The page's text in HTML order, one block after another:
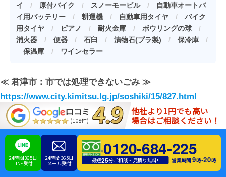
イ
/ 原付バイク / スノーモービル/
自動車オートバ
イ用バッテリー / 耕運機 / 自動車用タイヤ / バイク
用タイヤ / ピアノ / 耐火金庫 / ボウリングの球 /
消火器 / 便器 / 石臼 / 漬物石(プラ製) / 保冷庫 /
保温庫 / ワインセラー
≪ 君津市：市では処理できないごみ ≫
https://www.city.kimitsu.lg.jp/soshiki/15/827.html
家電リサイクル法の対象4品目（家庭用冷蔵庫、家庭用洗
濯機、家庭用エアコン、家庭用テレビ）についても粗大ゴ
ミの対象外となってしまうため、不用品回収業者を利用す
るか、家電量販店などの引き取りサービス、君津市の一般
口コミ
(108件)
他社より1円でも高い
場合はご相談ください！
24時間365日
LINE受付
24時間365日
メール受付
0120-684-225
最短25分ご相談・見積り無料! 営業時間:9時-20時